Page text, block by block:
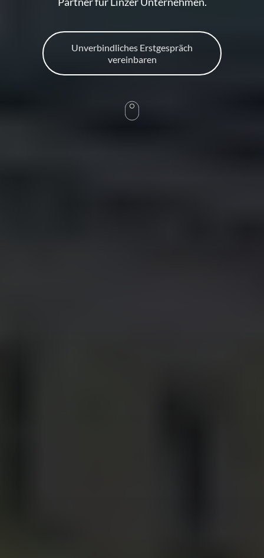
Unverbindliches Erstgespräch
vereinbaren